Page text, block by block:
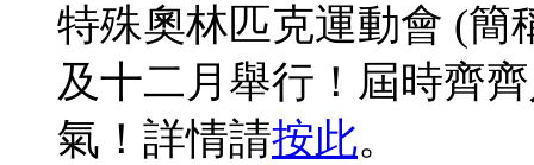
特殊奧林匹克運動會 (簡
及十二月舉行！屆時齊
氣！詳情請按此。